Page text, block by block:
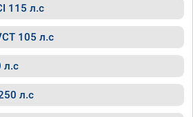
115 л.с
105 л.с
л.с
л.с